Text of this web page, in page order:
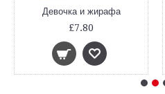
Девочка и жирафа
£7.80